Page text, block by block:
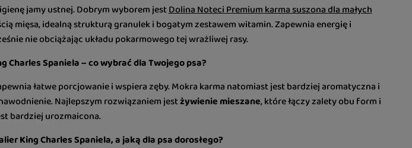
jamy ustnej. Dobrym wyborem jestDolina Noteci Premium karma suszona dla małych
mięsa, idealną strukturą granulek i bogatym zestawem witamin. Zapewnia energię i
nie obciążając układu pokarmowego tej wrażliwej rasy.
Charles Spaniela – co wybrać dla Twojego psa?
łatwe porcjowanie i wspiera zęby. Mokra karma natomiast jest bardziej aromatyczna i
Najlepszym rozwiązaniem jestżywienie mieszane, które łączy zalety obu form i
bardziej urozmaicona.
King Charles Spaniela, a jaką dla psa dorosłego?